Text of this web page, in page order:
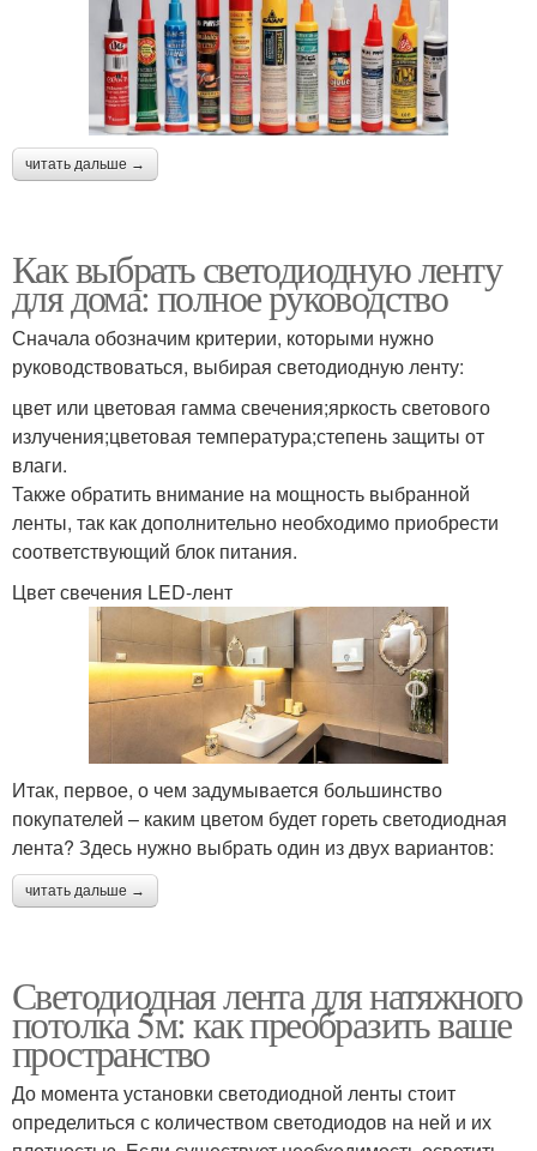
читать дальше →
Как выбрать светодиодную ленту
для дома: полное руководство
Сначала обозначим критерии, которыми нужно
руководствоваться, выбирая светодиодную ленту:
цвет или цветовая гамма свечения;яркость светового
излучения;цветовая температура;степень защиты от
влаги.
Также обратить внимание на мощность выбранной
ленты, так как дополнительно необходимо приобрести
соответствующий блок питания.
Цвет свечения LED-лент
Итак, первое, о чем задумывается большинство
покупателей – каким цветом будет гореть светодиодная
лента? Здесь нужно выбрать один из двух вариантов:
читать дальше →
Светодиодная лента для натяжного
потолка 5м: как преобразить ваше
пространство
До момента установки светодиодной ленты стоит
определиться с количеством светодиодов на ней и их